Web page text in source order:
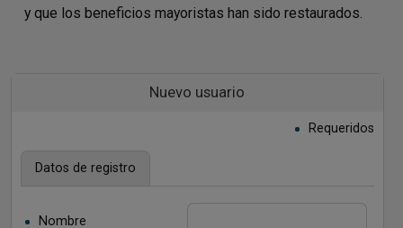
y que los beneficios mayoristas han sido restaurados.
Nuevo usuario
Requeridos
Datos de registro
Nombre